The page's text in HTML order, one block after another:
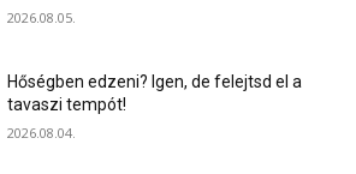
2026.08.05.
Hőségben edzeni? Igen, de felejtsd el a
tavaszi tempót!
2026.08.04.